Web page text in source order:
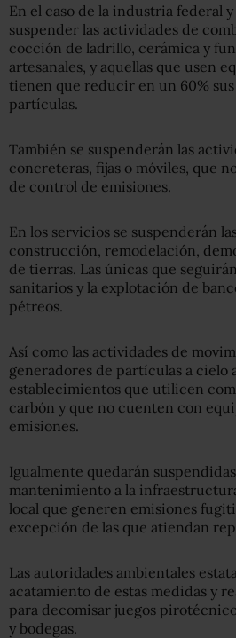
En el caso de la industria federal
suspender las actividades de
cocción de ladrillo, cerámica y
artesanales, y aquellas que usen
tienen que reducir en un 60%
partículas.
También se suspenderán las
concreteras, fijas o móviles, que
de control de emisiones.
En los servicios se suspenderán
construcción, remodelación,
de tierras. Las únicas que
sanitarios y la explotación de
pétreos.
Así como las actividades de
generadores de partículas a cielo
establecimientos que utilicen
carbón y que no cuenten con
emisiones.
Igualmente quedarán
mantenimiento a la
local que generen emisiones
excepción de las que atiendan
Las autoridades ambientales
acatamiento de estas medidas y
para decomisar juegos
y bodegas.